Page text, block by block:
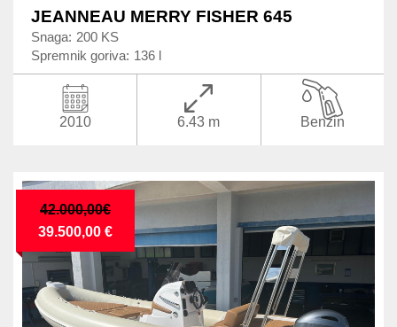
JEANNEAU MERRY FISHER 645
Snaga: 200 KS
Spremnik goriva: 136 l
2010 6.43 m Benzin
42.000,00€
39.500,00 €